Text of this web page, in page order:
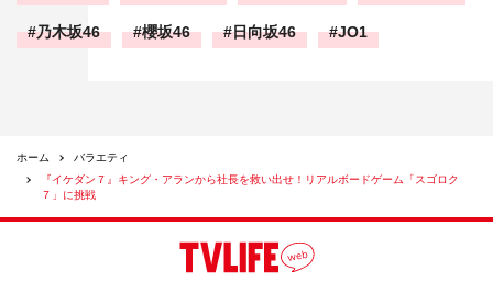
乃木坂46 櫻坂46 日向坂46 JO1
ホーム
バラエティ
『イケダン７』キング・アランから社長を救い出せ！リアルボードゲーム「スゴロク
７」に挑戦